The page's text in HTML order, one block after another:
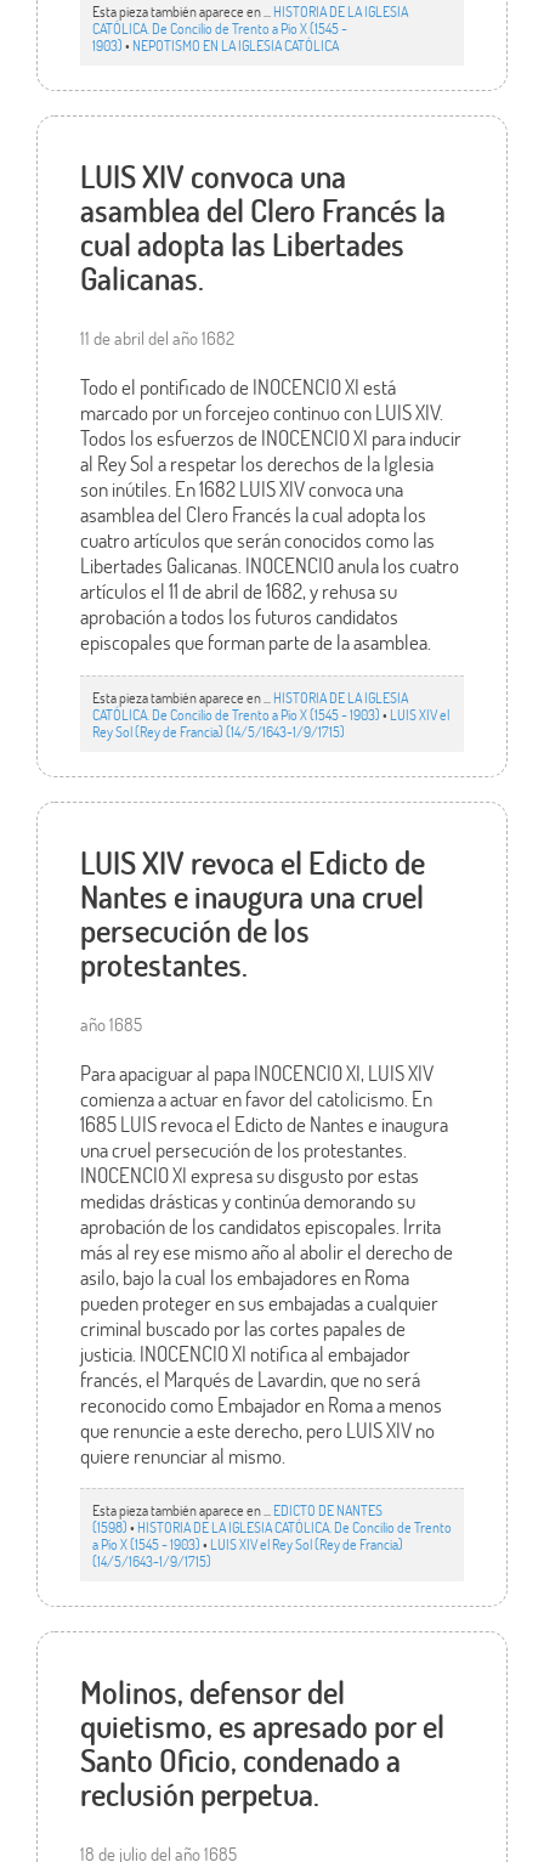
Esta pieza también aparece en ... HISTORIA DE LA IGLESIA
CATÓLICA. De Concilio de Trento a Pío X (1545 -
1903)• NEPOTISMO EN LA IGLESIA CATÓLICA
LUIS XIV convoca una
asamblea del Clero Francés la
cual adopta las Libertades
Galicanas.
11 de abril del año 1682
Todo el pontificado de INOCENCIO XI está
marcado por un forcejeo continuo con LUIS XIV.
Todos los esfuerzos de INOCENCIO XI para inducir
al Rey Sol a respetar los derechos de la Iglesia
son inútiles. En 1682 LUIS XIV convoca una
asamblea del Clero Francés la cual adopta los
cuatro artículos que serán conocidos como las
Libertades Galicanas. INOCENCIO anula los cuatro
artículos el 11 de abril de 1682, y rehusa su
aprobación a todos los futuros candidatos
episcopales que forman parte de la asamblea.
Esta pieza también aparece en ... HISTORIA DE LA IGLESIA
CATÓLICA. De Concilio de Trento a Pío X (1545 - 1903)• LUIS XIV el
Rey Sol (Rey de Francia) (14/5/1643-1/9/1715)
LUIS XIV revoca el Edicto de
Nantes e inaugura una cruel
persecución de los
protestantes.
año 1685
Para apaciguar al papa INOCENCIO XI, LUIS XIV
comienza a actuar en favor del catolicismo. En
1685 LUIS revoca el Edicto de Nantes e inaugura
una cruel persecución de los protestantes.
INOCENCIO XI expresa su disgusto por estas
medidas drásticas y continúa demorando su
aprobación de los candidatos episcopales. Irrita
más al rey ese mismo año al abolir el derecho de
asilo, bajo la cual los embajadores en Roma
pueden proteger en sus embajadas a cualquier
criminal buscado por las cortes papales de
justicia. INOCENCIO XI notifica al embajador
francés, el Marqués de Lavardin, que no será
reconocido como Embajador en Roma a menos
que renuncie a este derecho, pero LUIS XIV no
quiere renunciar al mismo.
Esta pieza también aparece en ... EDICTO DE NANTES
(1598)• HISTORIA DE LA IGLESIA CATÓLICA. De Concilio de Trento
a Pío X (1545 - 1903)• LUIS XIV el Rey Sol (Rey de Francia)
(14/5/1643-1/9/1715)
Molinos, defensor del
quietismo, es apresado por el
Santo Oficio, condenado a
reclusión perpetua.
18 de julio del año 1685